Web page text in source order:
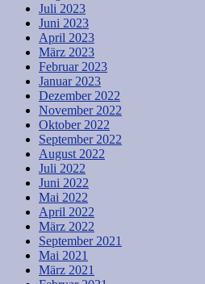
Juli 2023
Juni 2023
April 2023
März 2023
Februar 2023
Januar 2023
Dezember 2022
November 2022
Oktober 2022
September 2022
August 2022
Juli 2022
Juni 2022
Mai 2022
April 2022
März 2022
September 2021
Mai 2021
März 2021